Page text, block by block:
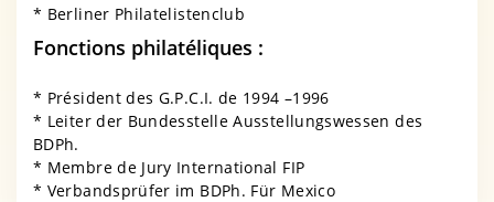
* Berliner Philatelistenclub
Fonctions philatéliques :
* Président des G.P.C.I. de 1994 –1996
* Leiter der Bundesstelle Ausstellungswessen des
BDPh.
* Membre de Jury International FIP
* Verbandsprüfer im BDPh. Für Mexico